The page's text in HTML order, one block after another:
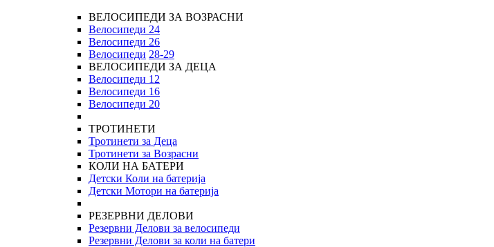
ВЕЛОСИПЕДИ ЗА ВОЗРАСНИ
Велосипеди 24
Велосипеди 26
Велосипеди 28-29
ВЕЛОСИПЕДИ ЗА ДЕЦА
Велосипеди 12
Велосипеди 16
Велосипеди 20
ТРОТИНЕТИ
Тротинети за Деца
Тротинети за Возрасни
КОЛИ НА БАТЕРИ
Детски Коли на батерија
Детски Мотори на батерија
РЕЗЕРВНИ ДЕЛОВИ
Резервни Делови за велосипеди
Резервни Делови за коли на батери